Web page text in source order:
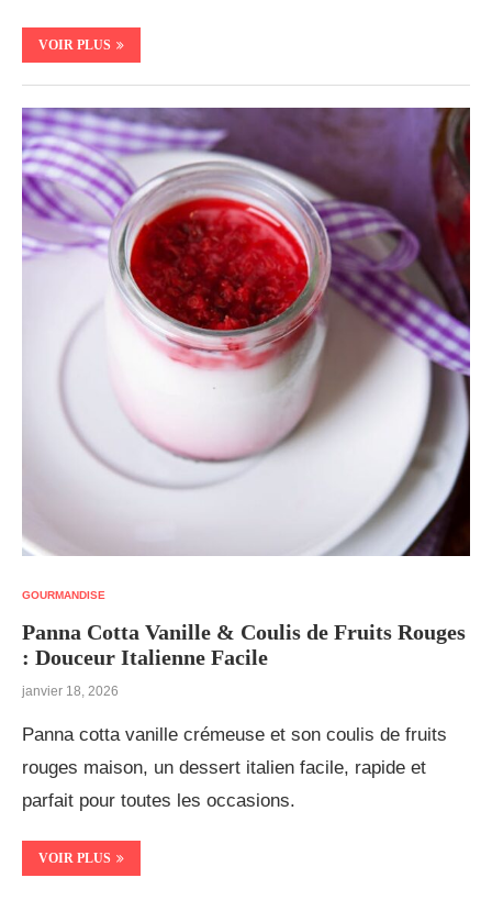
VOIR PLUS
GOURMANDISE
Panna Cotta Vanille & Coulis de Fruits Rouges
: Douceur Italienne Facile
janvier 18, 2026
Panna cotta vanille crémeuse et son coulis de fruits
rouges maison, un dessert italien facile, rapide et
parfait pour toutes les occasions.
VOIR PLUS